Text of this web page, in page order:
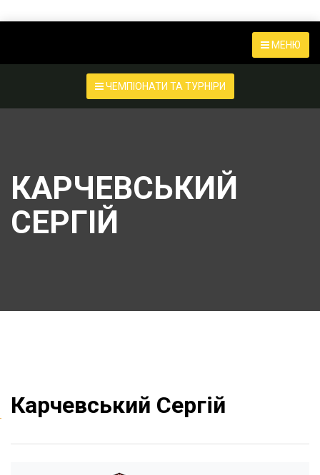
МЕНЮ
ЧЕМПІОНАТИ ТА ТУРНІРИ
КАРЧЕВСЬКИЙ
СЕРГІЙ
Карчевський Сергій